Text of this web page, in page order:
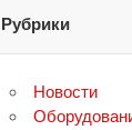
Рубрики
Новости